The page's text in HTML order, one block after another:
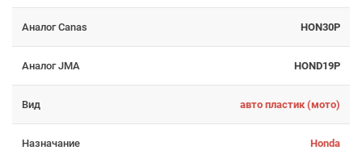
Аналог Canas HON30P
Аналог JMA HOND19P
Вид авто пластик (мото)
Назначание Honda